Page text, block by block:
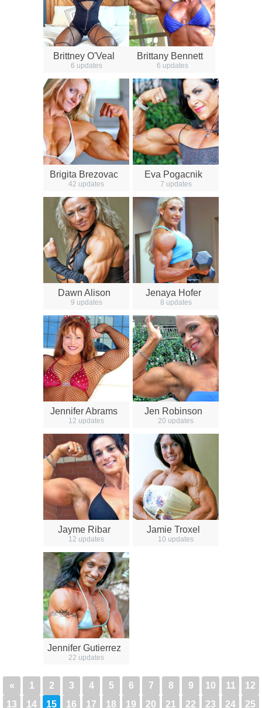
Brittney O'Veal
6 updates
Brittany Bennett
6 updates
Brigita Brezovac
42 updates
Eva Pogacnik
7 updates
Dawn Alison
9 updates
Jenaya Hofer
8 updates
Jennifer Abrams
12 updates
Jen Robinson
20 updates
Jayme Ribar
12 updates
Jamie Troxel
10 updates
Jennifer Gutierrez
22 updates
« 1 2 3 4 5 6 7 8 9 10 11
12
13
14 15 16 17 18 19 20 21 22 23 24 25